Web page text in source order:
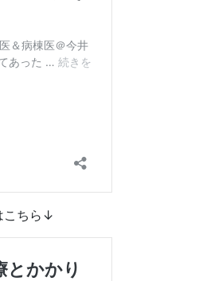
こちら↓